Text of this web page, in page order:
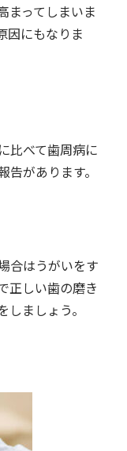
まってしまいま
因にもなりま
比べて歯周病に
があります。
合はうがいをす
正しい歯の磨き
ましょう。